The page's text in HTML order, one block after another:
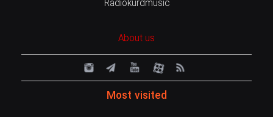
Radiokurdmusic
About us
Most visited